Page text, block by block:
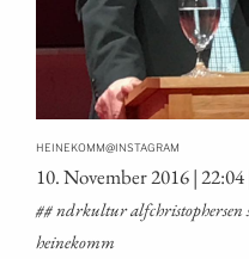
HEINEKOMM@INSTAGRAM
10. Novem­ber 2016 |
## ndrkul­tur alf­chris­to­pher­sen
heinekomm